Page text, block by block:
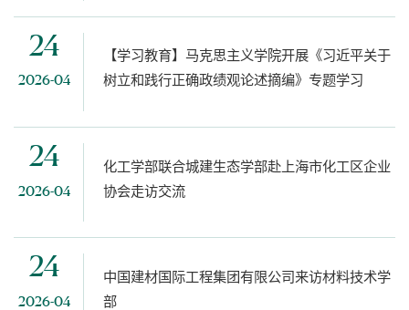
24
2026-04
【学习教育】马克思主义学院开展《习近平关于
树立和践行正确政绩观论述摘编》专题学习
24
2026-04
化工学部联合城建生态学部赴上海市化工区企业
协会走访交流
24
2026-04
中国建材国际工程集团有限公司来访材料技术学
部